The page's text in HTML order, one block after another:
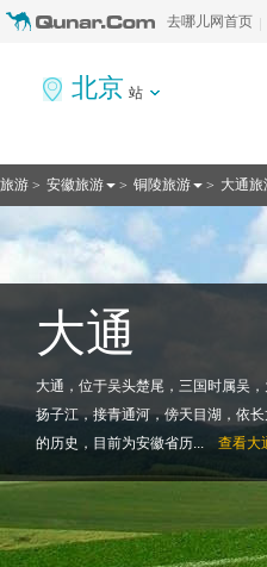
去哪儿网首页
北京 站
旅游 > 安徽旅游 > 铜陵旅游 > 大通旅
大通
大通，位于吴头楚尾，三国时属吴
扬子江，接青通河，傍天目湖，依
的历史，目前为安徽省历...
查看大